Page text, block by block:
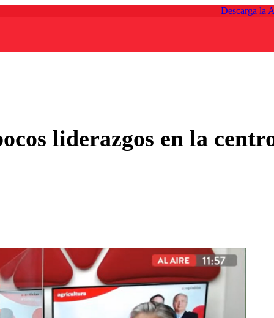
Descarga la
liderazgos en la